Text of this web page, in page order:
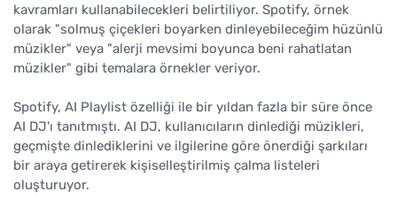
kavramları kullanabilecekleri belirtiliyor. Spotify, örnek
olarak "solmuş çiçekleri boyarken dinleyebileceğim hüzünlü
müzikler" veya "alerji mevsimi boyunca beni rahatlatan
müzikler" gibi temalara örnekler veriyor.
Spotify, AI Playlist özelliği ile bir yıldan fazla bir süre önce
AI DJ'ı tanıtmıştı. AI DJ, kullanıcıların dinlediği müzikleri,
geçmişte dinlediklerini ve ilgilerine göre önerdiği şarkıları
bir araya getirerek kişiselleştirilmiş çalma listeleri
oluşturuyor.